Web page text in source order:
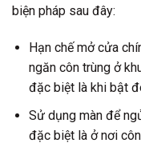
biện pháp sau đây:
Hạn chế mở cửa
ngăn côn trùng ở
đặc biệt là khi bật
Sử dụng màn để
đặc biệt là ở nơi